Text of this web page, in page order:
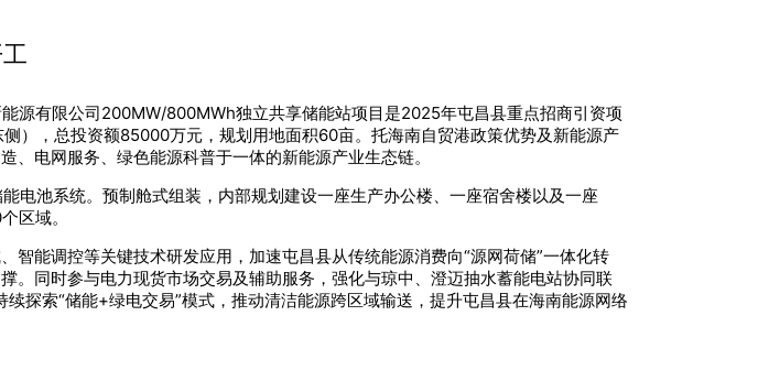
源有限公司200MW/800MWh独立共享储能站项目是2025年屯昌县重点招商引资项
），总投资额85000万元，规划用地面积60亩。托海南自贸港政策优势及新能源产
电网服务、绿色能源科普于一体的新能源产业生态链。
池系统。预制舱式组装，内部规划建设一座生产办公楼、一座宿舍楼以及一座
区域。
能调控等关键技术研发应用，加速屯昌县从传统能源消费向“源网荷储”一体化转
同时参与电力现货市场交易及辅助服务，强化与琼中、澄迈抽水蓄能电站协同联
探索“储能+绿电交易”模式，推动清洁能源跨区域输送，提升屯昌县在海南能源网络